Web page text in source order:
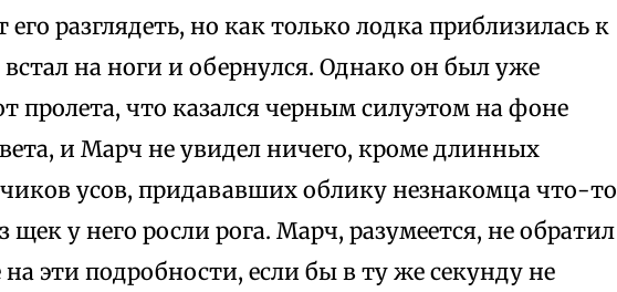
его разглядеть, но как только лодка приблизилась к
на ноги и обернулся. Однако он был уже
пролета, что казался черным силуэтом на фоне
и Марч не увидел ничего, кроме длинных
усов, придававших облику незнакомца что-то
щек у него росли рога. Марч, разумеется, не обратил
эти подробности, если бы в ту же секунду не